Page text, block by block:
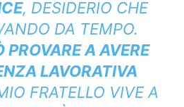
, DESIDERIO CHE
DA TEMPO.
PROVARE A AVERE
LAVORATIVA
FRATELLO VIVE A